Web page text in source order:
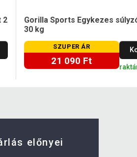
2
Gorilla Sports Egykezes
30 kg
SZUPER ÁR
21 090 Ft
előnyei